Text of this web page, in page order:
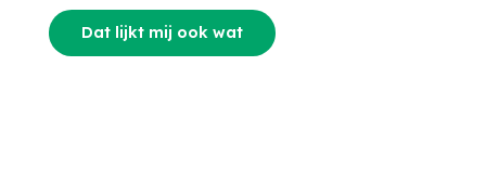
Dat lijkt mij ook wat